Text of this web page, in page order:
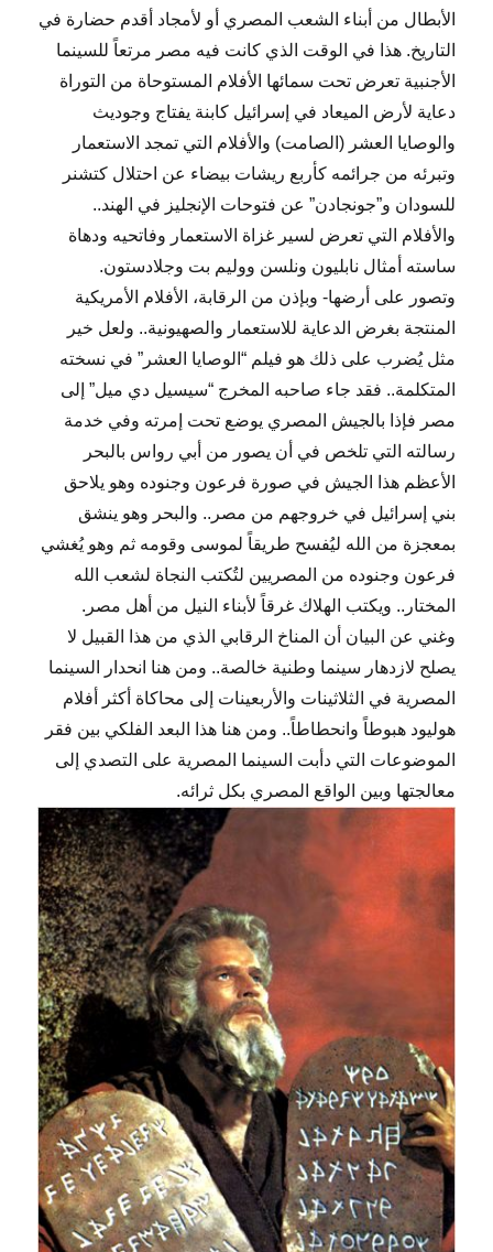
الأبطال من أبناء الشعب المصري أو لأمجاد أقدم حضارة في
التاريخ. هذا في الوقت الذي كانت فيه مصر مرتعاً للسينما
الأجنبية تعرض تحت سمائها الأفلام المستوحاة من التوراة
دعاية لأرض الميعاد في إسرائيل كابنة يفتاج وجوديث
والوصايا العشر (الصامت) والأفلام التي تمجد الاستعمار
وتبرئه من جرائمه كأربع ريشات بيضاء عن احتلال كتشنر
للسودان و”جونجادن” عن فتوحات الإنجليز في الهند..
والأفلام التي تعرض لسير غزاة الاستعمار وفاتحيه ودهاة
ساسته أمثال نابليون ونلسن ووليم بت وجلادستون.
وتصور على أرضها- وبإذن من الرقابة، الأفلام الأمريكية
المنتجة بغرض الدعاية للاستعمار والصهيونية.. ولعل خير
مثل يُضرب على ذلك هو فيلم “الوصايا العشر” في نسخته
المتكلمة.. فقد جاء صاحبه المخرج “سيسيل دي ميل” إلى
مصر فإذا بالجيش المصري يوضع تحت إمرته وفي خدمة
رسالته التي تلخص في أن يصور من أبي رواس بالبحر
الأعظم هذا الجيش في صورة فرعون وجنوده وهو يلاحق
بني إسرائيل في خروجهم من مصر.. والبحر وهو ينشق
بمعجزة من الله ليُفسح طريقاً لموسى وقومه ثم وهو يُغشي
فرعون وجنوده من المصريين لتُكتب النجاة لشعب الله
المختار.. ويكتب الهلاك غرقاً لأبناء النيل من أهل مصر.
وغني عن البيان أن المناخ الرقابي الذي من هذا القبيل لا
يصلح لازدهار سينما وطنية خالصة.. ومن هنا انحدار السينما
المصرية في الثلاثينات والأربعينات إلى محاكاة أكثر أفلام
هوليود هبوطاً وانحطاطاً.. ومن هنا هذا البعد الفلكي بين فقر
الموضوعات التي دأبت السينما المصرية على التصدي إلى
معالجتها وبين الواقع المصري بكل ثرائه.